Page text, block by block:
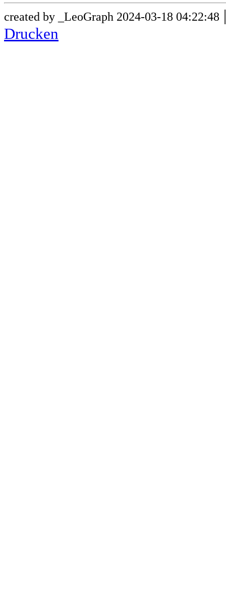
created by _LeoGraph 2024-03-18 04:22:48
Drucken